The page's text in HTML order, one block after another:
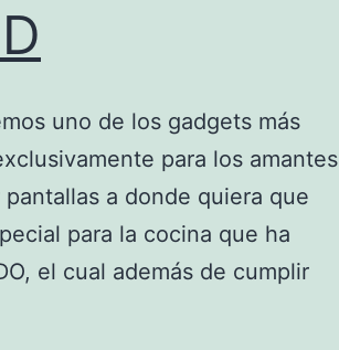
uno de los gadgets más
para los amantes
a donde quiera que
para la cocina que ha
el cual además de cumplir